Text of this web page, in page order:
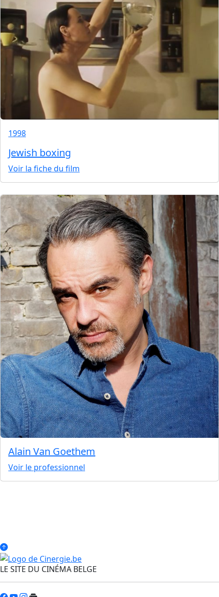
1998
Jewish boxing
Voir la fiche du film
Alain Van Goethem
Voir le professionnel
LE SITE DU CINÉMA BELGE